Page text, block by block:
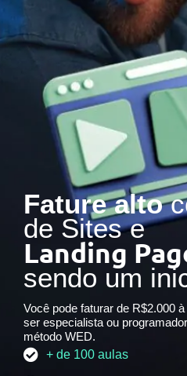
Fature alto
de Sites e
Landing
sendo um
Você pode faturar de R$2.000
ser especialista ou
método WED.
+ de 100 aulas